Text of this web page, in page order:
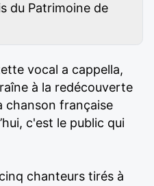
du Patrimoine de
vocal a cappella,
à la redécouverte
chanson française
c'est le public qui
chanteurs tirés à